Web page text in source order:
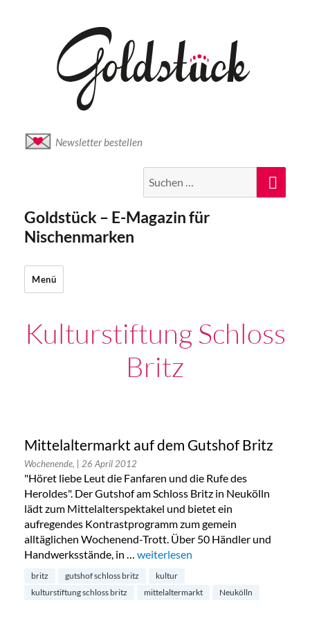
Newsletter bestellen
nach:
Goldstück – E-Magazin für
Nischenmarken
Menü
Kulturstiftung Schloss
Britz
Mittelaltermarkt auf dem Gutshof Britz
Wochenende, | 26 April 2012
"Höret liebe Leut die Fanfaren und die Rufe des
Heroldes". Der Gutshof am Schloss Britz in Neukölln
lädt zum Mittelalterspektakel und bietet ein
aufregendes Kontrastprogramm zum gemein
alltäglichen Wochenend-Trott. Über 50 Händler und
Handwerksstände, in … „Mittelaltermarkt auf dem Gutshof
weiterlesen
britz gutshof schloss britz
kultur
kulturstiftung schloss britz
mittelaltermarkt Neukölln